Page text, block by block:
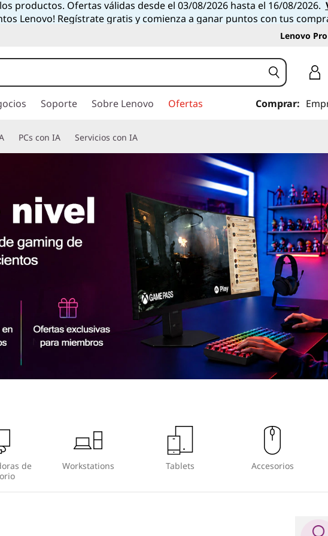
productos. Ofertas válidas desde el 03/08/2026 hasta el 16/08/2026.
Lenovo! Regístrate gratis y comienza a ganar puntos con tus
Lenovo Pro
Soporte Sobre Lenovo Ofertas Comprar:
PCs con IA Servicios con IA
de
Workstations Tablets Accesorios